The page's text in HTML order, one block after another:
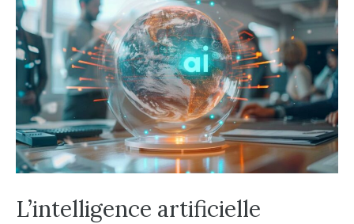
L’intelligence artificielle